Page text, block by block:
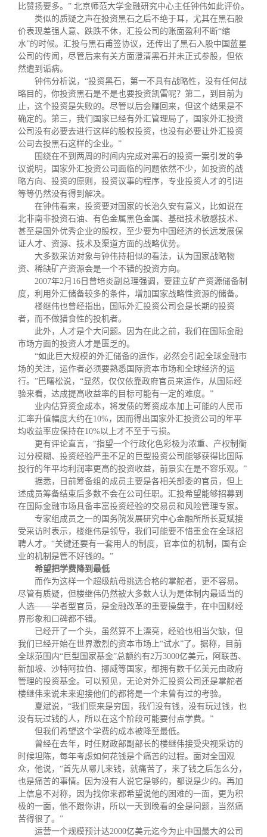
比赞扬要多。 ” 北京师范大学金融研究中心主任钟伟如此评价。
类似的质疑之声在投资黑石之后不绝于耳，尤其在黑石股
价表现差强人意、跌跌不休，汇投公司的账面盈利不断“缩
水”的时候。汇投与黑石甫签协议，还传出了黑石入股中国蓝星
公司的传闻，尽管后来有关方面澄清黑石并未正式参股，但依
然遭到诟病。
钟伟分析说， “投资黑石，第一不具有战略性，没有任何战
略目的，你投资黑石是不是也要投资凯雷呢？第二，到目前为
止，这个投资是失败的。尽管以后会赚回来，但这个结果是不
确定的。第三，我们国家已经有外汇管理局了，国家外汇投资
公司没有必要去进行这样的股权投资，也没有必要让外汇投资
公司去投黑石这样的企业。 ”
围绕在不到两周的时间内完成对黑石的投资一案引发的争
议说明，国家外汇投资公司面临的问题依然不少，如投资的战
略方向、投资的原则，投资议事的程序，专业投资人才的引进
等等仍然没有得到解决。
在钟伟看来，投资要对国家的长治久安有意义，比如说在
北非南非投资石油、有色金属黑色金属、基础技术敏感技术、
甚至是国外优秀企业的股权，至少要为中国经济的长远发展保
证人才、资源、技术及渠道方面的战略优势。
大多数采访对象与钟伟持相似的看法，认为国家战略物
资、稀缺矿产资源会是一个不错的投资方向。
2007年2月 16 日曾培炎副总理强调，要建立矿产资源储备制
度，利用外汇储备较多的条件，增加国家战略性资源的储备。
楼继伟也曾经指出，国际外汇投资公司会是长期的投资
者，而不做猎食性的投机者。
此外，人才是个大问题。因为在此之前，我们在国际金融
市场方面的投资人才是匮乏的。
“如此巨大规模的外汇储备的运作，必然会引起全球金融市
场的关注，运作者必须要熟悉国际资本市场和全球经济的运
行。 ” 巴曙松说， “显然，仅仅依靠政府官员来运作，从国际经
验来看，达成提高收益率的目标可能有一定的难度。 ”
业内估算资金成本，将发债的筹资成本加上可能的人民币
汇率升值幅度大约在10%，因而得出国家外汇投资公司的年平
均收益率应保持在10%以上才不至于亏损。
更有评论直言， “指望一个行政化色彩极为浓重、产权制衡
过分模糊、投资经验严重不足的巨型投资公司能够获得比国际
投行的年平均利润率更高的投资收益，前景实在是不容乐观。 ”
据悉，目前筹备组的成员主要是各相关部委的官员，但上
述成员筹备结束后多数不会在公司任职。汇投希望能够招募到
在国际金融市场具备丰富投资经验的交易员和风险管理专家。
专家组成员之一的国务院发展研究中心金融所所长夏斌接
受采访时表示，楼继伟是领导，我们可能要不惜重金在全球招
聘人才。 “关键还要有一套用人的制度，官本位的机制，国有企
业的机制是管不好钱的。 ”
希望把学费降到最低
而作为这样一个超级航母挑选合格的掌舵者，更不容易。
尽管有质疑，但楼继伟仍然被大多数人认为是体制内最适当的
人选——学者型官员，是金融改革的重要操盘手，在中国财经
界形象和口碑都不错。
已经开了一个头，虽然算不上漂亮，经验也相当欠缺，但
我们已经开始在世界激烈的资本市场上“试水” 了。据称，目前
全球范围内“ 巨型国家基金”总额约有2万3000亿美元，阿联酋、
新加坡、沙特阿拉伯、挪威等国家，都拥有数千亿美元由政府
管理的投资基金。可以预见，无论对外汇投资公司还是掌舵者
楼继伟来说未来迎接他们的都将是一个未曾有过的考验。
夏斌说， “我们原来是穷国，我们没有钱，没有玩过钱，也
没有玩过钱的人，所以在这个阶段可能要付点学费。 ”
但我们希望这个学费的成本被降至最低。
曾经在去年，时任财政部副部长的楼继伟接受央视采访的
时候坦陈，每年考虑如何花钱是个痛苦的过程。面对全国观
众，他说， “首先从哪儿来钱，就痛苦了，来了钱之后怎么分，
也是痛苦的事情。因为没有人说它是够的，都说是少的。再加
上信息不对称，因为找你来都希望说他的困难的一面，更为积
极的一面，他不跟你讲，所以一天到晚看的全是问题，当然痛
苦得很了。 ”
运营一个规模预计达2000亿美元迄今为止中国最大的公司